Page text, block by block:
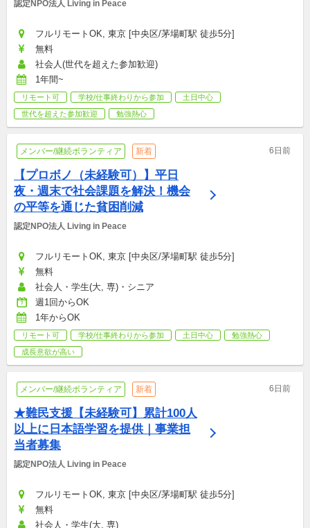
認定NPO法人 Living in Peace
フルリモートOK, 東京 [中央区/茅場町駅 徒歩5分]
無料
社会人(世代を超えた参加歓迎)
1年間~
リモート可 学校/仕事終わりから参加
土日中心
世代を超えた参加歓迎
勉強熱心
メンバー/継続ボランティア 新着 6日前
【プロボノ（未経験可）】平日
夜・週末で社会課題を解決！機会
の平等を通じた貧困削減
認定NPO法人 Living in Peace
フルリモートOK, 東京 [中央区/茅場町駅 徒歩5分]
無料
社会人・学生(大, 専)・シニア
週1回からOK
1年からOK
リモート可 学校/仕事終わりから参加 土日中心
勉強熱心
成長意欲が高い
メンバー/継続ボランティア 新着 6日前
★難民支援【未経験可】累計100人
以上に日本語学習を提供｜事業担
当者募集
認定NPO法人 Living in Peace
フルリモートOK, 東京 [中央区/茅場町駅 徒歩5分]
無料
社会人・学生(大, 専)